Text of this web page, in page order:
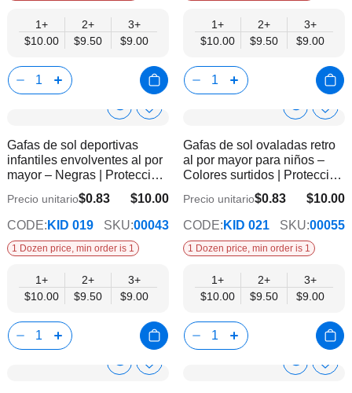
1+
$10.00
2+
$9.50
3+
$9.00
1+
$10.00
2+
$9.50
3+
$9.00
Show
Info
Añadir
lista
de
deseos
Gafas de sol deportivas
infantiles envolventes al por
mayor – Negras | Protección
$10.00
$9.00
Precio unitario$0.83
CODE: KID 019 SKU:00043
1 Dozen price, min order is 1
1+
$10.00
2+
$9.50
3+
$9.00
Show
Info la
lista
de
Gafas de sol ovaladas retro
al por mayor para niños –
Colores surtidos | Protección
$10.00
$9.00
Precio unitario$0.83
CODE: KID 021 SKU:00055
1 Dozen price, min order is 1
1+
$10.00
2+
$9.50
3+
$9.00
ShowAñadir
Show